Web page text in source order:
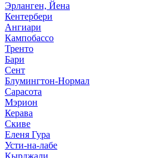
Эрланген, Йена
Кентербери
Ангиари
Кампобассо
Тренто
Бари
Сент
Блумингтон-Нормал
Сарасота
Мэрион
Керава
Скиве
Еленя Гура
Усти-на-лабе
Кырджали